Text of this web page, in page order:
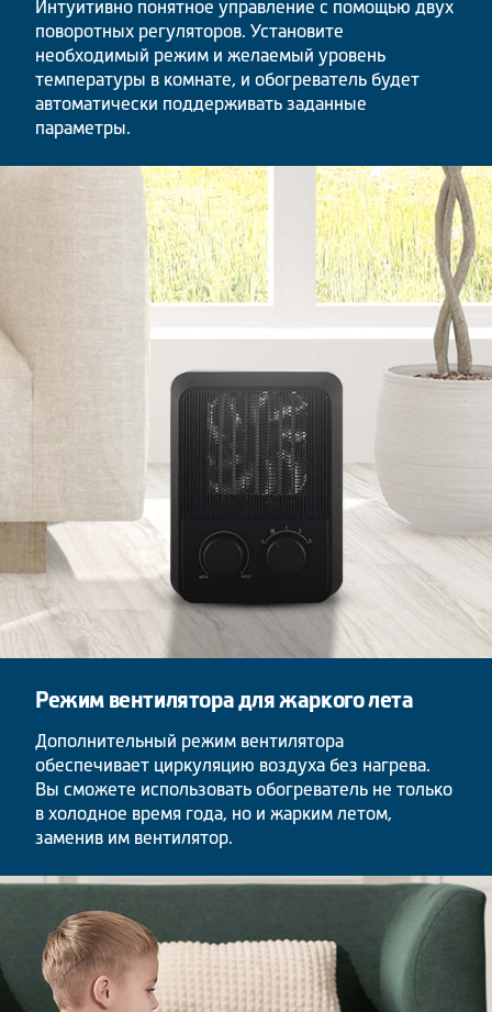
Интуитивно понятное управление с помощью двух
поворотных регуляторов. Установите
необходимый режим и желаемый уровень
температуры в комнате, и обогреватель будет
автоматически поддерживать заданные
параметры.
Режим вентилятора для жаркого лета
Дополнительный режим вентилятора
обеспечивает циркуляцию воздуха без нагрева.
Вы сможете использовать обогреватель не только
в холодное время года, но и жарким летом,
заменив им вентилятор.